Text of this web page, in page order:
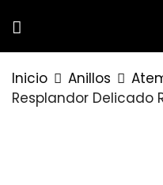
Inicio Anillos
Resplandor Delicado